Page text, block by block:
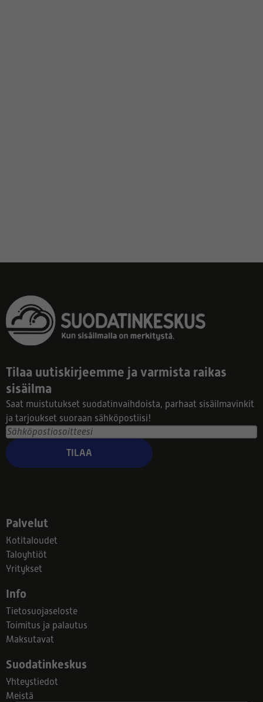
Tilaa uutiskirjeemme ja varmista raikas
sisäilma
Saat muistutukset suodatinvaihdoista, parhaat sisäilmavinkit
ja tarjoukset suoraan sähköpostiisi!
TILAA
Palvelut
Kotitaloudet
Taloyhtiöt
Yritykset
Info
Tietosuojaseloste
Toimitus ja palautus
Maksutavat
Suodatinkeskus
Yhteystiedot
Meistä